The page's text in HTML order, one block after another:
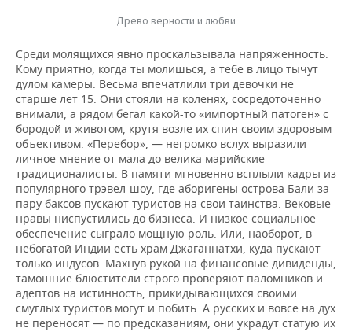
Древо верности и любви
Среди молящихся явно проскальзывала напряженность.
Кому приятно, когда ты молишься, а тебе в лицо тычут
дулом камеры. Весьма впечатлили три девочки не
старше лет 15. Они стояли на коленях, сосредоточенно
внимали, а рядом бегал какой-то «импортный патоген» с
бородой и животом, крутя возле их спин своим здоровым
объективом. «Перебор», — негромко вслух выразили
личное мнение от мала до велика марийские
традиционалисты. В памяти мгновенно всплыли кадры из
популярного трэвел-шоу, где аборигены острова Бали за
пару баксов пускают туристов на свои таинства. Вековые
нравы ниспустились до бизнеса. И низкое социальное
обеспечение сыграло мощную роль. Или, наоборот, в
небогатой Индии есть храм Джаганнатхи, куда пускают
только индусов. Махнув рукой на финансовые дивиденды,
тамошние блюстители строго проверяют паломников и
адептов на истинность, прикидывающихся своими
смуглых туристов могут и побить. А русских и вовсе на дух
не переносят — по предсказаниям, они украдут статую их